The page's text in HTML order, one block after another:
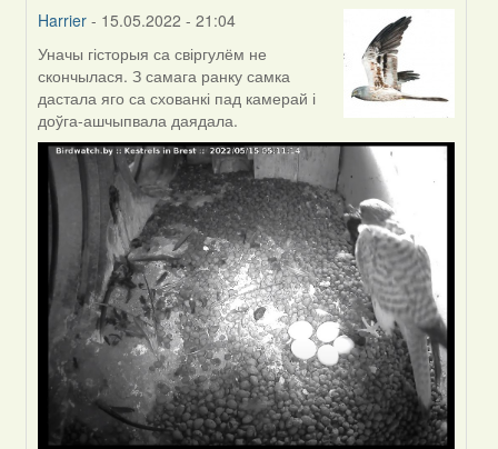
Harrier - 15.05.2022 - 21:04
In
reply
to
by
Feather
Уначы гісторыя са свіргулём не
скончылася. З самага ранку самка
дастала яго са схованкі пад камерай і
доўга-ашчыпвала даядала.